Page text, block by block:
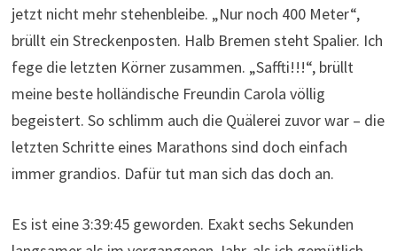
jetzt nicht mehr stehenbleibe. „Nur noch 400 Meter“,
brüllt ein Streckenposten. Halb Bremen steht Spalier. Ich
fege die letzten Körner zusammen. „Saffti!!!“, brüllt
meine beste holländische Freundin Carola völlig
begeistert. So schlimm auch die Quälerei zuvor war – die
letzten Schritte eines Marathons sind doch einfach
immer grandios. Dafür tut man sich das doch an.
Es ist eine 3:39:45 geworden. Exakt sechs Sekunden